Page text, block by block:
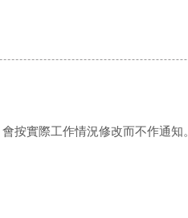
按實際工作情況修改而不作通知。